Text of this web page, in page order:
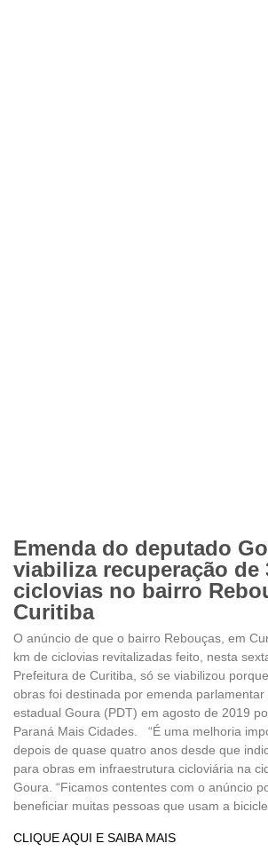
Emenda do deputado
viabiliza recuperação de
ciclovias no bairro
Curitiba
O anúncio de que o bairro Rebouças, em
km de ciclovias revitalizadas feito, nesta
Prefeitura de Curitiba, só se viabilizou
obras foi destinada por emenda parlamentar
estadual Goura (PDT) em agosto de 2019
Paraná Mais Cidades. “É uma melhoria
depois de quase quatro anos desde que
para obras em infraestrutura cicloviária na
Goura. “Ficamos contentes com o anúncio
beneficiar muitas pessoas que usam a
CLIQUE AQUI E SAIBA MAIS